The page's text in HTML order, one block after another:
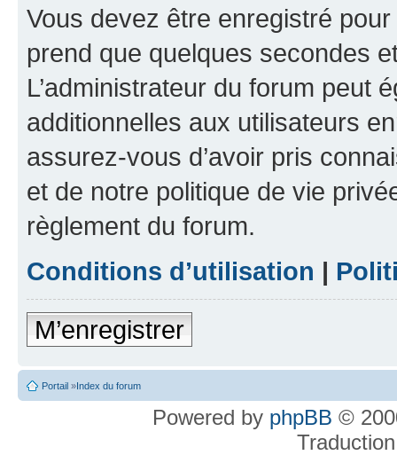
Vous devez être enregistré
prend que quelques secondes
L’administrateur du forum peut
additionnelles aux utilisateurs
assurez-vous d’avoir pris
et de notre politique de vie
règlement du forum.
Conditions d’utilisation |
M’enregistrer
Portail »Index du forum
Powered by phpBB ©